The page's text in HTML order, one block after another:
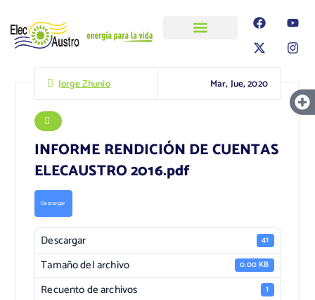
Jorge Zhunio Mar, Jue, 2020
INFORME RENDICIÓN DE CUENTAS
ELECAUSTRO 2016.pdf
Descargar
Descargar 41
Tamaño del archivo 0.00 KB
Recuento de archivos 1